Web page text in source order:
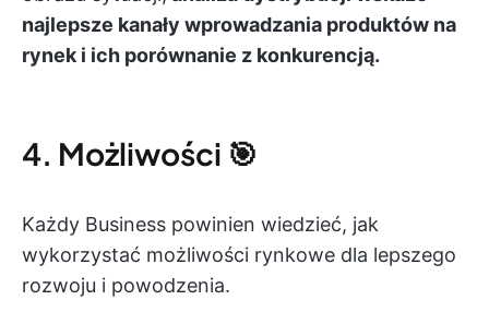
najlepsze kanały wprowadzania produktów na
rynek i ich porównanie z konkurencją.
4. Możliwości 🎯
Każdy Business powinien wiedzieć, jak
wykorzystać możliwości rynkowe dla lepszego
rozwoju i powodzenia.